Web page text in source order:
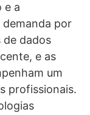
e a
demanda por
de dados
e as
um
profissionais.